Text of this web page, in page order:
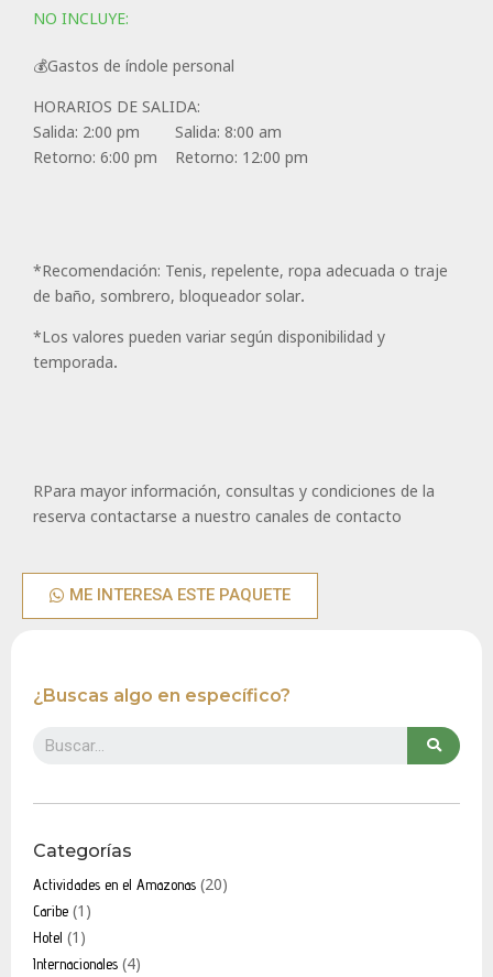
NO INCLUYE:
💰Gastos de índole personal
HORARIOS DE SALIDA:
Salida: 2:00 pm Salida: 8:00 am
Retorno: 6:00 pm Retorno: 12:00 pm
*Recomendación: Tenis, repelente, ropa adecuada o traje
de baño, sombrero, bloqueador solar.
*Los valores pueden variar según disponibilidad y
temporada.
RPara mayor información, consultas y condiciones de la
reserva contactarse a nuestro canales de contacto
ME INTERESA ESTE PAQUETE
¿Buscas algo en específico?
Categorías
Actividades en el Amazonas (20)
Caribe (1)
Hotel (1)
Internacionales (4)